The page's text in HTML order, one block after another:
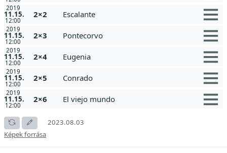
2019
11.15.
12:00
2×2 Escalante
2019
11.15.
12:00
2×3 Pontecorvo
2019
11.15.
12:00
2×4 Eugenia
2019
11.15.
12:00
2×5 Conrado
2019
11.15.
12:00
2×6 El viejo mundo
2023.08.03
Képek forrása